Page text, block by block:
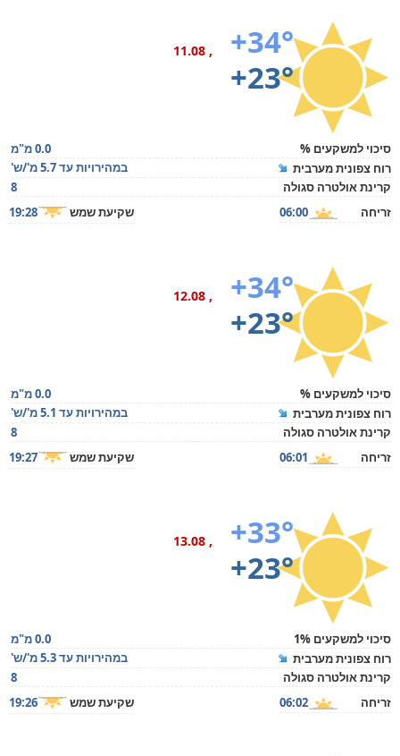
+34°
+23°
, 11.08
סיכוי למשקעים %
0.0 מ"מ
רוח צפונית מערבית
במהירויות עד 5.7 מ'/ש'
קרינת אולטרה סגולה
8
זריחה
06:00 שקיעת שמש 19:28
+34°
+23°
, 12.08
סיכוי למשקעים %
0.0 מ"מ
רוח צפונית מערבית
במהירויות עד 5.1 מ'/ש'
קרינת אולטרה סגולה
8
זריחה
06:01 שקיעת שמש 19:27
+33°
+23°
, 13.08
סיכוי למשקעים 1%
0.0 מ"מ
רוח צפונית מערבית
במהירויות עד 5.3 מ'/ש'
קרינת אולטרה סגולה
8
זריחה
06:02 שקיעת שמש 19:26